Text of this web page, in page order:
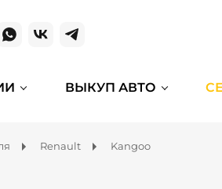
ВЫКУП АВТО
Renault Kangoo